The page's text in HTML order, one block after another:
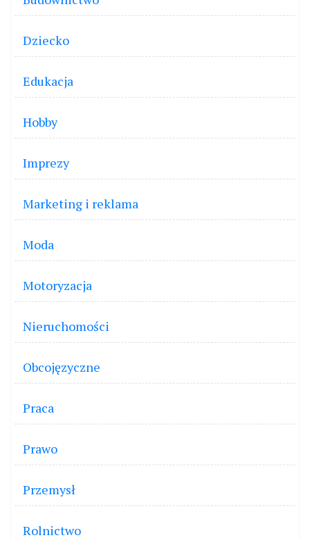
Dziecko
Edukacja
Hobby
Imprezy
Marketing i reklama
Moda
Motoryzacja
Nieruchomości
Obcojęzyczne
Praca
Prawo
Przemysł
Rolnictwo